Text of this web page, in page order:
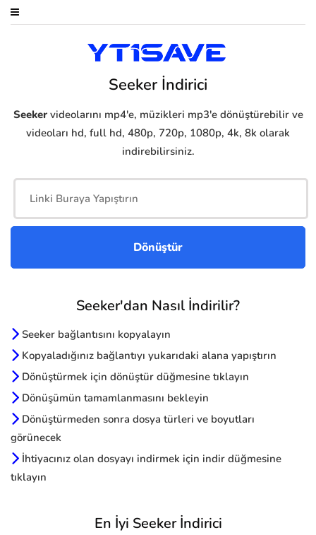
Seeker İndirici
Seekervideolarını mp4'e, müzikleri mp3'e dönüştürebilir ve
videoları hd, full hd, 480p, 720p, 1080p, 4k, 8k olarak
indirebilirsiniz.
Seeker'dan Nasıl İndirilir?
Seeker bağlantısını kopyalayın
Kopyaladığınız bağlantıyı yukarıdaki alana yapıştırın
Dönüştürmek için dönüştür düğmesine tıklayın
Dönüşümün tamamlanmasını bekleyin
Dönüştürmeden sonra dosya türleri ve boyutları
görünecek
İhtiyacınız olan dosyayı indirmek için indir düğmesine
tıklayın
En İyi Seeker İndirici